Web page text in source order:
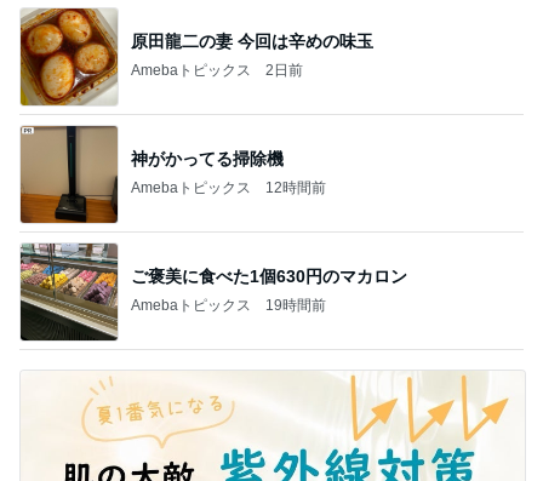
原田龍二の妻 今回は辛めの味玉
Amebaトピックス 2日前
神がかってる掃除機
Amebaトピックス 12時間前
ご褒美に食べた1個630円のマカロン
Amebaトピックス 19時間前